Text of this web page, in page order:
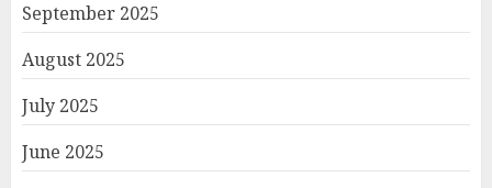
September 2025
August 2025
July 2025
June 2025